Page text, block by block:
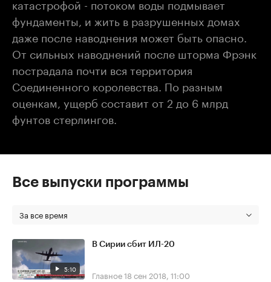
фундаменты, и жить в разрушенных домах
даже после наводнения может быть опасно.
От сильных наводнений после шторма Фрэнк
пострадала почти вся территория
Соединенного королевства. По разным
оценкам, ущерб составит от 2 до 6 млрд
фунтов стерлингов.
Все выпуски программы
За все время
5:10
В Сирии сбит ИЛ-20
Главное18 сен 2018, 11:00